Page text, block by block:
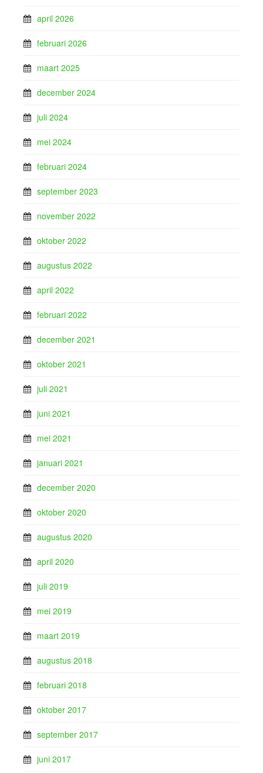
april 2026
februari 2026
maart 2025
december 2024
juli 2024
mei 2024
februari 2024
september 2023
november 2022
oktober 2022
augustus 2022
april 2022
februari 2022
december 2021
oktober 2021
juli 2021
juni 2021
mei 2021
januari 2021
december 2020
oktober 2020
augustus 2020
april 2020
juli 2019
mei 2019
maart 2019
augustus 2018
februari 2018
oktober 2017
september 2017
juni 2017